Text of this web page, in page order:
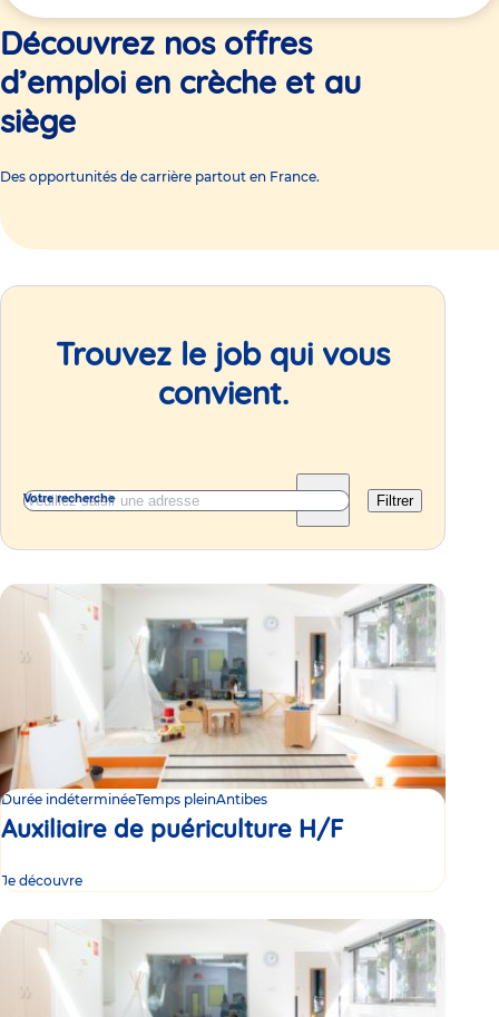
ici
Découvrez nos offres
d’emploi en crèche et au
siège
Des opportunités de carrière partout en France.
Trouvez le job qui vous
convient.
Votre recherche Filtrer
Durée indéterminéeTemps pleinAntibes
Auxiliaire de puériculture H/F
Je découvre